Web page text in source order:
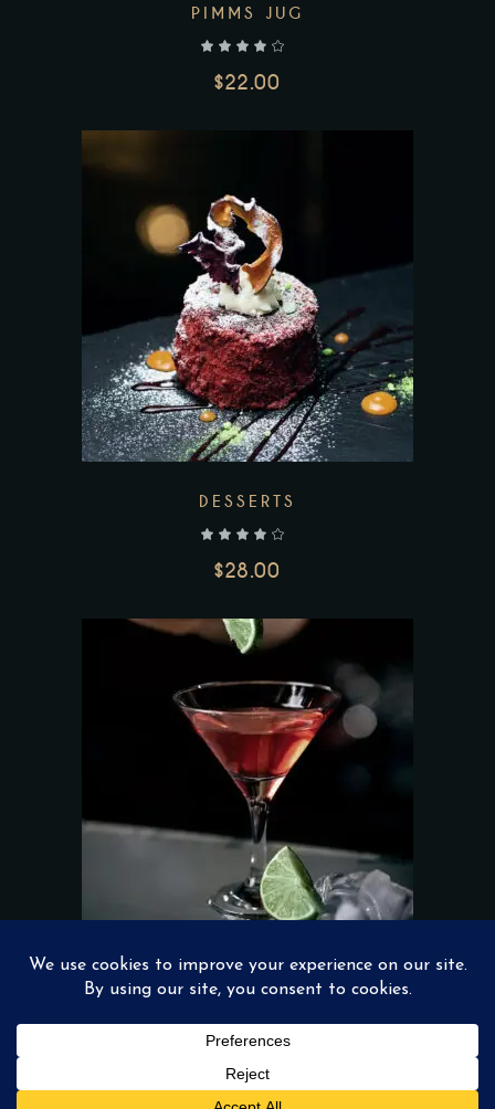
PIMMS JUG
$22.00
Add to wishlist
DESSERTS
$28.00
Add to wishlist
BERRIES DAIQUIRI